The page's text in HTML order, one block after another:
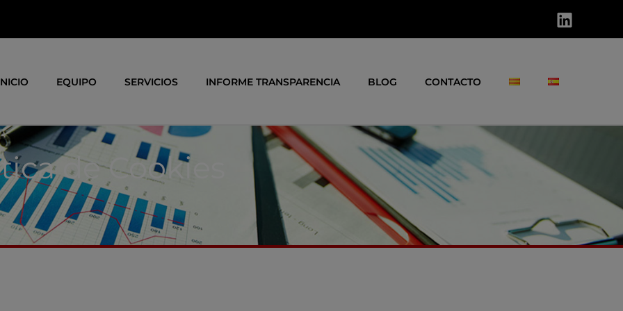
EQUIPO SERVICIOS INFORME TRANSPARENCIA BLOG CONTACTO
de Cookies